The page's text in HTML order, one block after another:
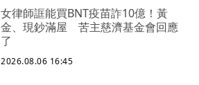
女律師誆能買BNT疫苗詐10億！黃
金、現鈔滿屋 苦主慈濟基金會回應
了
2026.08.06 16:45